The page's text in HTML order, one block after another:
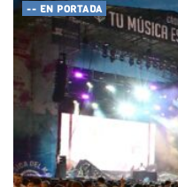
-- EN PORTADA